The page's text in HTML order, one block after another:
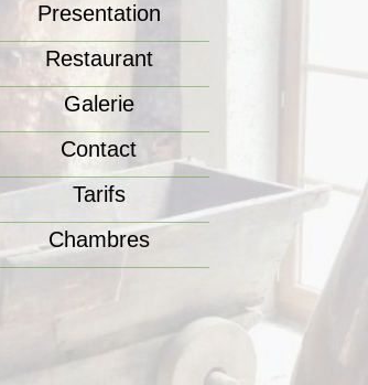
Presentation
Restaurant
Galerie
Contact
Tarifs
Chambres